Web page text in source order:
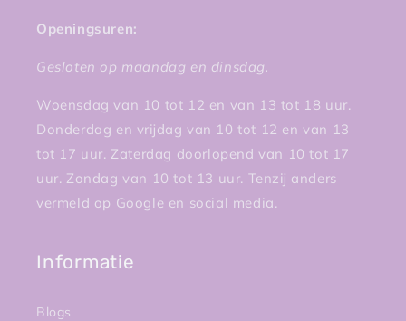
Openingsuren:
Gesloten op maandag en dinsdag.
Woensdag van 10 tot 12 en van 13 tot 18 uur.
Donderdag en vrijdag van 10 tot 12 en van 13
tot 17 uur. Zaterdag doorlopend van 10 tot 17
uur. Zondag van 10 tot 13 uur. Tenzij anders
vermeld op Google en social media.
Informatie
Blogs